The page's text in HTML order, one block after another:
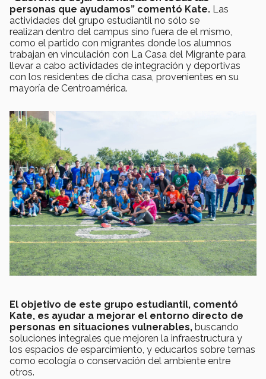
personas que ayudamos” comentó Kate. Las
actividades del grupo estudiantil no sólo se
realizan dentro del campus sino fuera de el mismo,
como el partido con migrantes donde los alumnos
trabajan en vinculación con La Casa del Migrante para
llevar a cabo actividades de integración y deportivas
con los residentes de dicha casa, provenientes en su
mayoría de Centroamérica.
El objetivo de este grupo estudiantil, comentó
Kate, es ayudar a mejorar el entorno directo de
personas en situaciones vulnerables, buscando
soluciones integrales que mejoren la infraestructura y
los espacios de esparcimiento, y educarlos sobre temas
como ecología o conservación del ambiente entre
otros.